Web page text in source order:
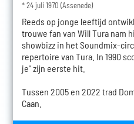
* 24 juli 1970 (Assenede)
Reeds op jonge leeftijd
trouwe fan van Will Tura nam
showbizz in het Soundmix-
repertoire van Tura. In 1990
je" zijn eerste hit.
Tussen 2005 en 2022 trad
Caan.